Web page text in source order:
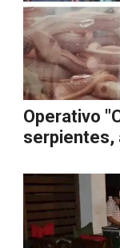
Operativo
serpientes,